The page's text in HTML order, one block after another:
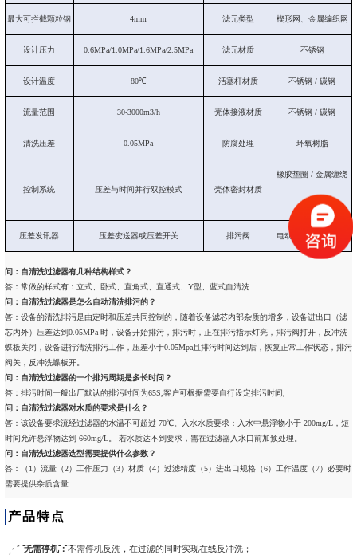
最大可拦截颗粒钢 4mm 滤元类型 楔形网、金属编织网
设计压力 0.6MPa/1.0MPa/1.6MPa/2.5MPa 滤元材质 不锈钢
设计温度 80℃ 活塞杆材质 不锈钢 / 碳钢
流量范围 30-3000m3/h 壳体接液材质 不锈钢 / 碳钢
清洗压差 0.05MPa 防腐处理 环氧树脂
控制系统 压差与时间并行双控模式 壳体密封材质
橡胶垫圈 / 金属缠绕
/PTFE
压差发讯器 压差变送器或压差开关 排污阀 电动阀门 / 气动阀门
问：自清洗过滤器有几种结构样式？
答：常做的样式有：立式、卧式、直角式、直通式、Y型、蓝式自清洗
问：自清洗过滤器是怎么自动清洗排污的？
答：设备的清洗排污是由定时和压差共同控制的，随着设备滤芯内部杂质的增多，设备进出口（滤
芯内外）压差达到0.05MPa 时，设备开始排污，排污时，正在排污指示灯亮，排污阀打开，反冲洗
蝶板关闭，设备进行清洗排污工作，压差小于0.05Mpa且排污时间达到后，恢复正常工作状态，排污
阀关，反冲洗蝶板开。
问：自清洗过滤器的一个排污周期是多长时间？
答：排污时间一般出厂默认的排污时间为65S,客户可根据需要自行设定排污时间,
问：自清洗过滤器对水质的要求是什么？
答：该设备要求流经过滤器的水温不可超过 70℃。入水水质要求：入水中悬浮物小于 200mg/L，短
时间允许悬浮物达到 660mg/L。 若水质达不到要求，需在过滤器入水口前加预处理。
问：自清洗过滤器选型需要提供什么参数？
答：（1）流量（2）工作压力（3）材质（4）过滤精度（5）进出口规格（6）工作温度（7）必要时
需要提供杂质含量
产品特点
无需停机：不需停机反洗，在过滤的同时实现在线反冲洗；